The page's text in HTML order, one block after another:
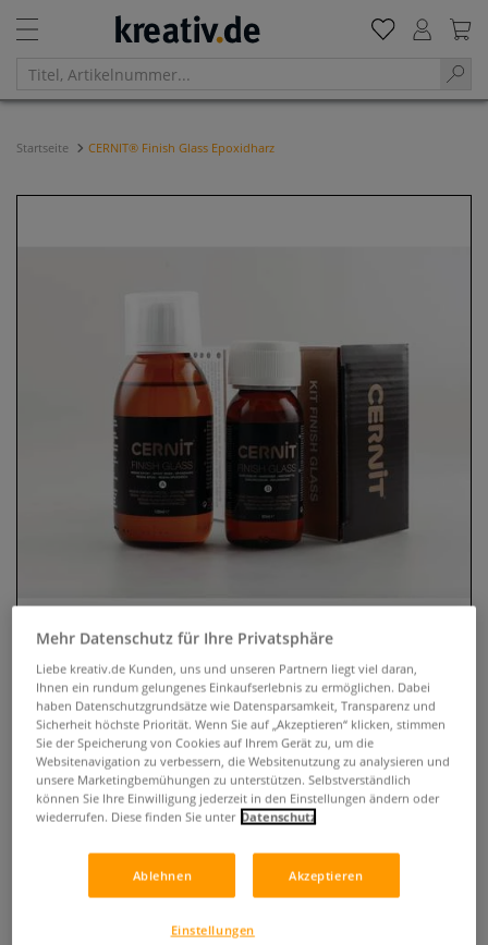
Startseite CERNIT® Finish Glass Epoxidharz
CERNIT® Finish Glass Epoxidharz
0 Bewertungen
CERNIT® Finish Glass ist ein 2 Komponenten Epoxidharz,
Anwendbar auf zahlreichen Untergründen.
Mehr
Mehr Datenschutz für Ihre Privatsphäre
Liebe kreativ.de Kunden, uns und unseren Partnern liegt viel daran,
Ihnen ein rundum gelungenes Einkaufserlebnis zu ermöglichen. Dabei
haben Datenschutzgrundsätze wie Datensparsamkeit, Transparenz und
Sicherheit höchste Priorität. Wenn Sie auf „Akzeptieren“ klicken, stimmen
Sie der Speicherung von Cookies auf Ihrem Gerät zu, um die
Websitenavigation zu verbessern, die Websitenutzung zu analysieren und
unsere Marketingbemühungen zu unterstützen. Selbstverständlich
können Sie Ihre Einwilligung jederzeit in den Einstellungen ändern oder
wiederrufen. Diese finden Sie unter Datenschutz
Ablehnen Akzeptieren
Einstellungen